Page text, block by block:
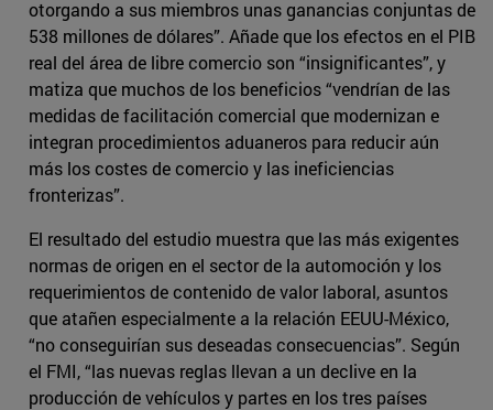
otorgando a sus miembros unas ganancias conjuntas de
538 millones de dólares”. Añade que los efectos en el PIB
real del área de libre comercio son “insignificantes”, y
matiza que muchos de los beneficios “vendrían de las
medidas de facilitación comercial que modernizan e
integran procedimientos aduaneros para reducir aún
más los costes de comercio y las ineficiencias
fronterizas”.
El resultado del estudio muestra que las más exigentes
normas de origen en el sector de la automoción y los
requerimientos de contenido de valor laboral, asuntos
que atañen especialmente a la relación EEUU-México,
“no conseguirían sus deseadas consecuencias”. Según
el FMI, “las nuevas reglas llevan a un declive en la
producción de vehículos y partes en los tres países